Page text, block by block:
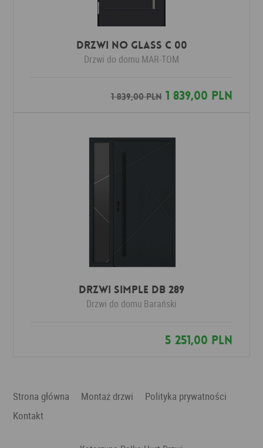
Drzwi No Glass C 00
Drzwi do domu MAR-TOM
1 839,00 PLN1 839,00 PLN
Drzwi SIMPLE DB 289
Drzwi do domu Barański
5 251,00 PLN
Strona główna Montaż drzwi
Polityka prywatności
Kontakt